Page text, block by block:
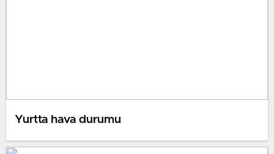
Yurtta hava durumu